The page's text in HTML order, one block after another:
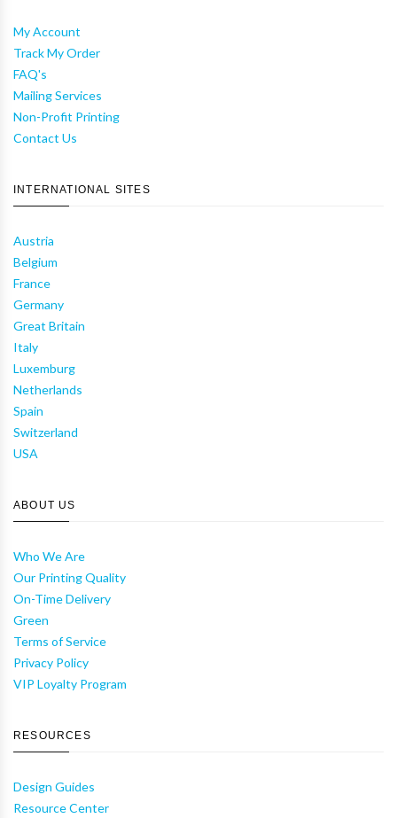
My Account
Track My Order
FAQ's
Mailing Services
Non-Profit Printing
Contact Us
INTERNATIONAL SITES
Austria
Belgium
France
Germany
Great Britain
Italy
Luxemburg
Netherlands
Spain
Switzerland
USA
ABOUT US
Who We Are
Our Printing Quality
On-Time Delivery
Green
Terms of Service
Privacy Policy
VIP Loyalty Program
RESOURCES
Design Guides
Resource Center